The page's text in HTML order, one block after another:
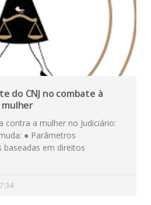
do CNJ no combate à
contra a mulher no Judiciário:
● Parâmetros
baseadas em direitos